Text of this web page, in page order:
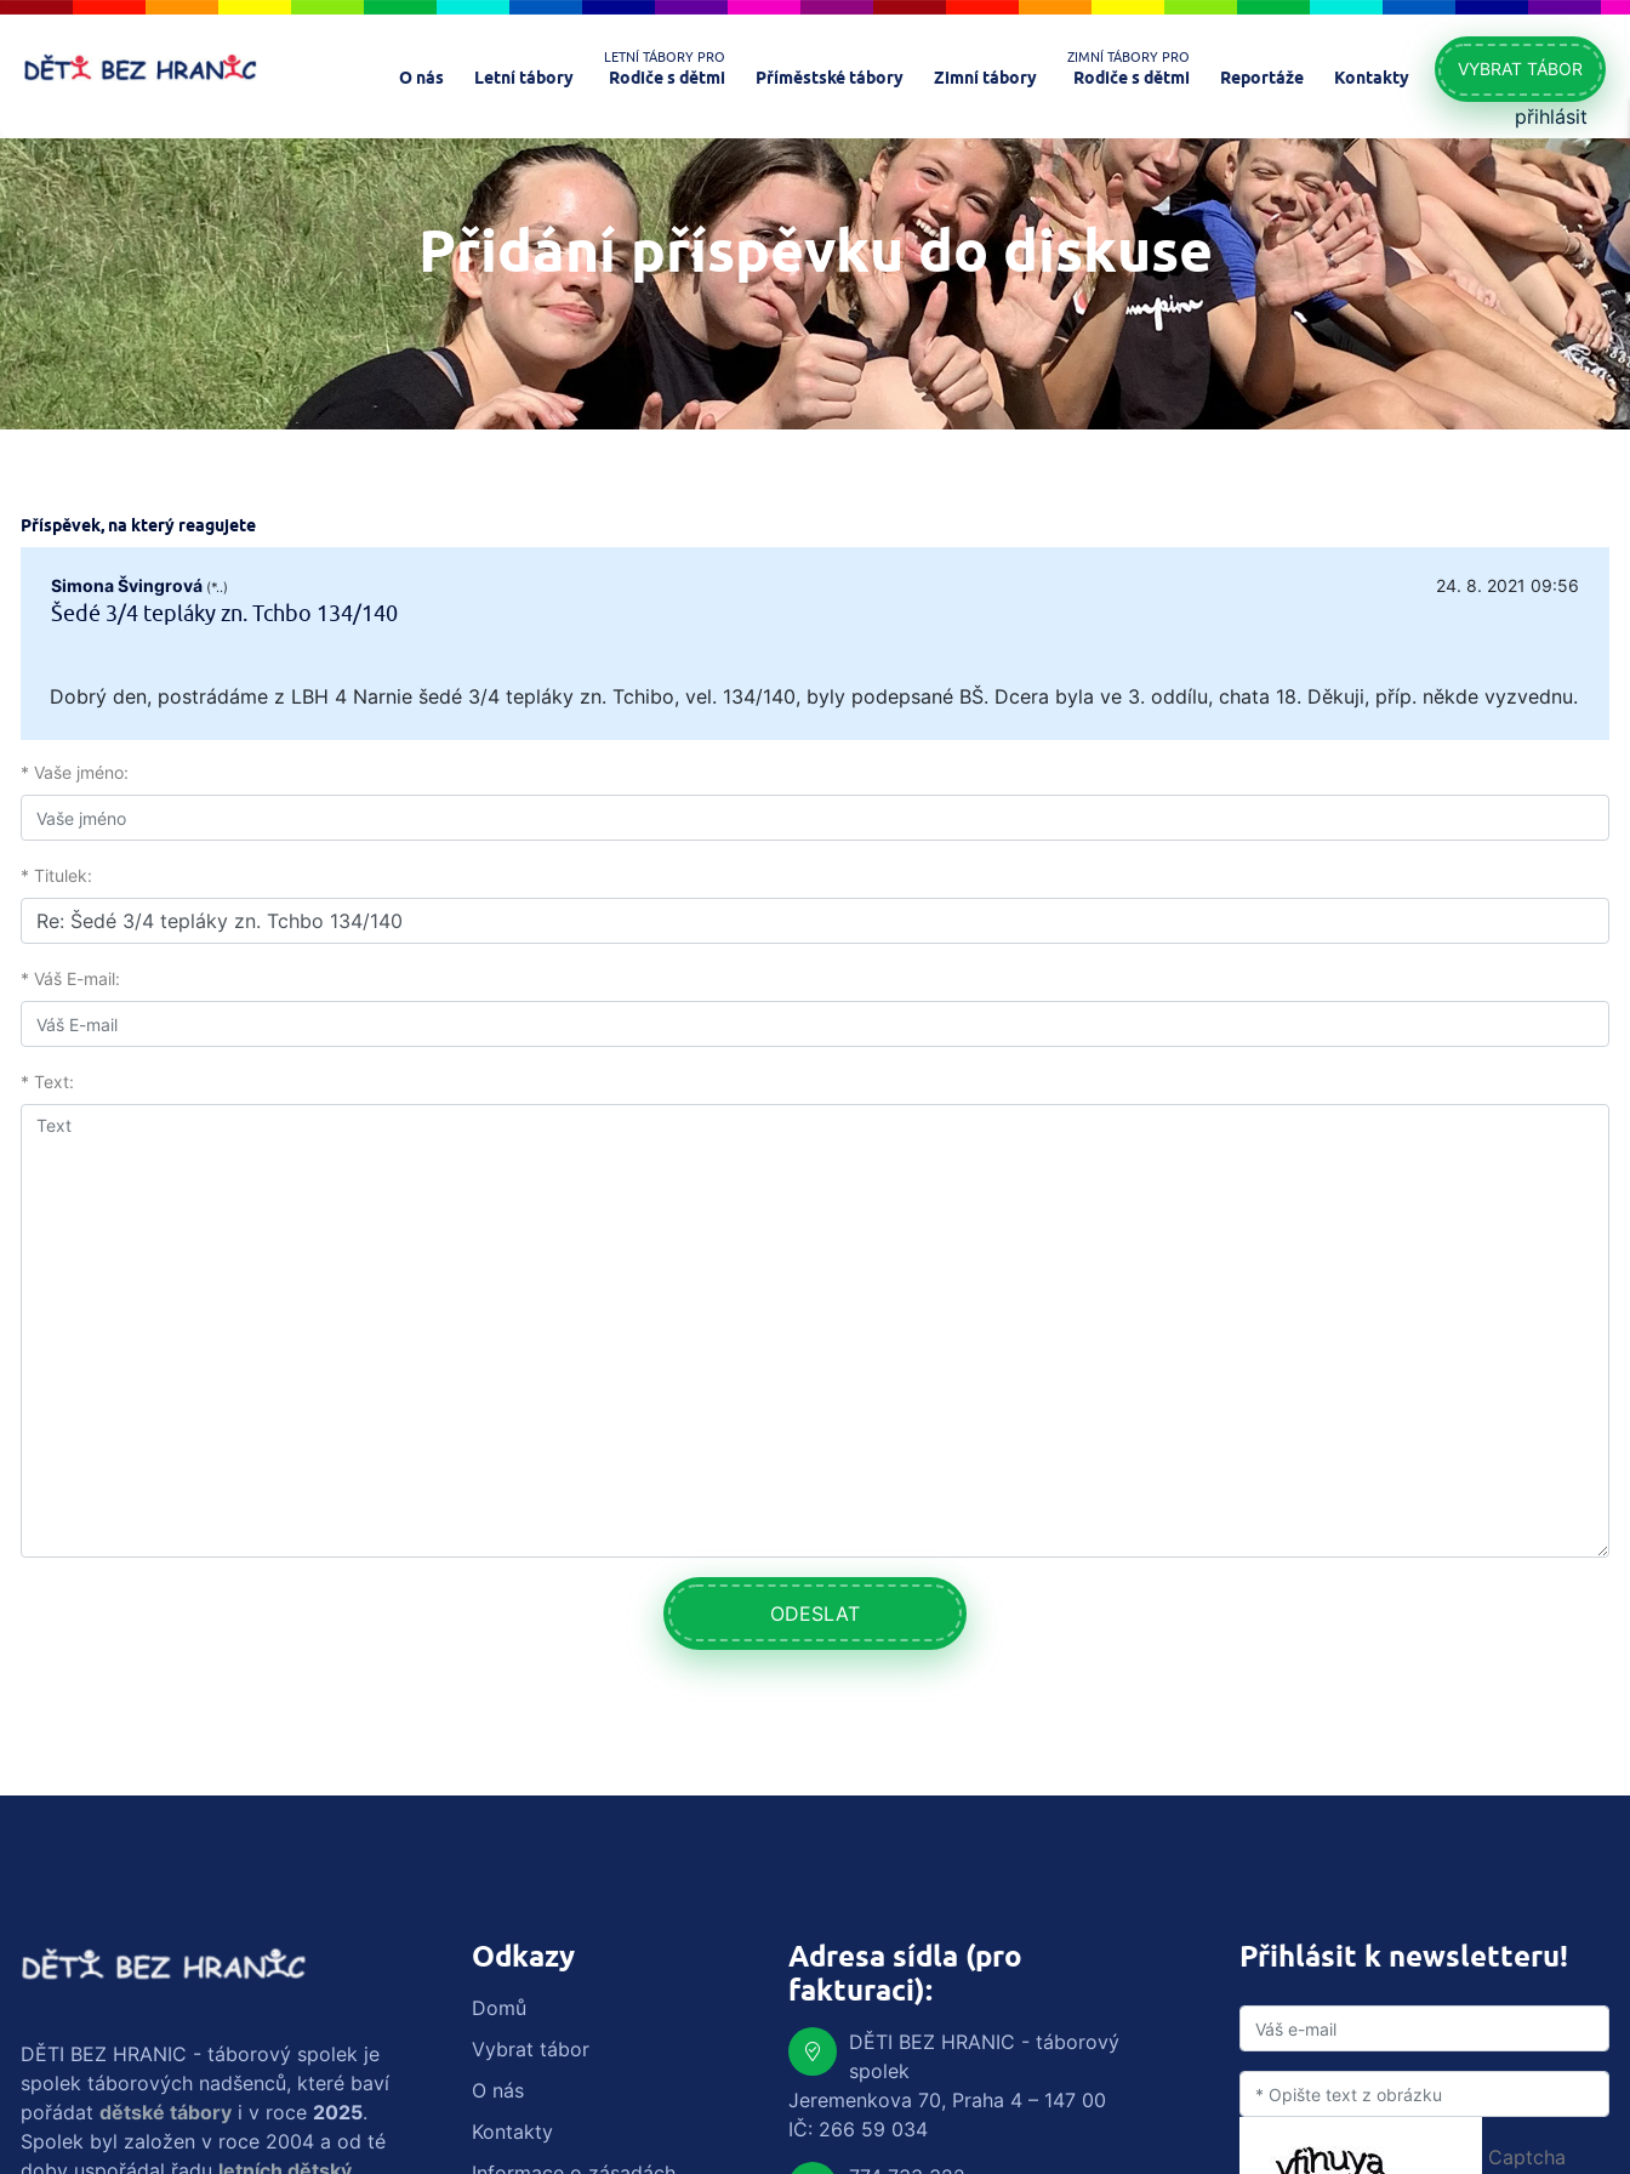
O nás Letní tábory
LETNÍ TÁBORY PRO
Rodiče s dětmi Příměstské tábory Zimní tábory
ZIMNÍ TÁBORY PRO
Rodiče s dětmi Reportáže Kontakty VYBRAT TÁBOR
přihlásit
Přidání příspěvku do diskuse
Příspěvek, na který reagujete
Simona Švingrová (*..) 24. 8. 2021 09:56
Šedé 3/4 tepláky zn. Tchbo 134/140
Dobrý den, postrádáme z LBH 4 Narnie šedé 3/4 tepláky zn. Tchibo, vel. 134/140, byly podepsané BŠ. Dcera byla ve 3. oddílu, chata 18. Děkuji, příp. někde vyzvednu.
* Vaše jméno:
* Titulek:
* Váš E-mail:
* Text:
ODESLAT
DĚTI BEZ HRANIC - táborový spolek je
spolek táborových nadšenců, které baví
pořádat dětské tábory i v roce 2025.
Spolek byl založen v roce 2004 a od té
Odkazy
Domů
Vybrat tábor
O nás
Kontakty
Adresa sídla (pro
fakturaci):
DĚTI BEZ HRANIC - táborový
spolek
Jeremenkova 70, Praha 4 – 147 00
IČ: 266 59 034
Přihlásit k newsletteru!
Captcha